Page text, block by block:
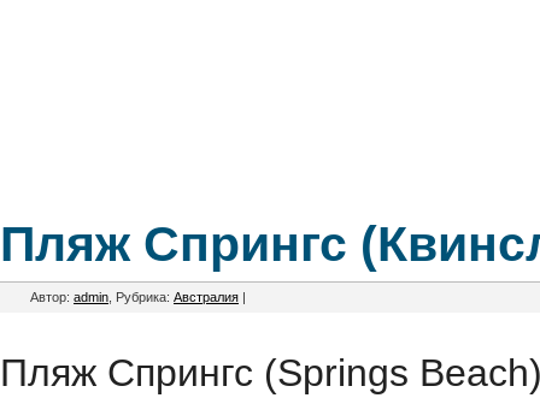
Пляж Спрингс
Автор: admin , Рубрика: Австралия |
Пляж Спрингс (Springs